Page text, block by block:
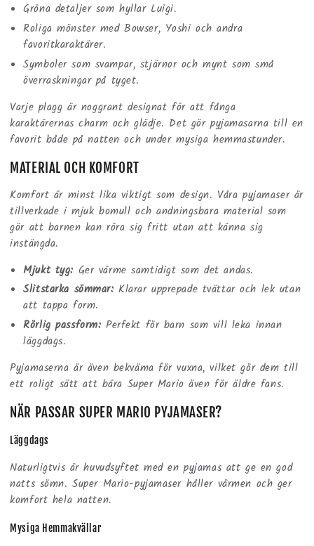
Gröna detaljer som hyllar Luigi.
Roliga mönster med Bowser, Yoshi och andra
favoritkaraktärer.
Symboler som svampar, stjärnor och mynt som små
överraskningar på tyget.
Varje plagg är noggrant designat för att fånga
karaktärernas charm och glädje. Det gör pyjamasarna till en
favorit både på natten och under mysiga hemmastunder.
MATERIAL OCH KOMFORT
Komfort är minst lika viktigt som design. Våra pyjamaser är
tillverkade i mjuk bomull och andningsbara material som
gör att barnen kan röra sig fritt utan att känna sig
instängda.
Mjukt tyg: Ger värme samtidigt som det andas.
Slitstarka sömmar: Klarar upprepade tvättar och lek utan
att tappa form.
Rörlig passform: Perfekt för barn som vill leka innan
läggdags.
Pyjamaserna är även bekväma för vuxna, vilket gör dem till
ett roligt sätt att bära Super Mario även för äldre fans.
NÄR PASSAR SUPER MARIO PYJAMASER?
Läggdags
Naturligtvis är huvudsyftet med en pyjamas att ge en god
natts sömn. Super Mario-pyjamaser håller värmen och ger
komfort hela natten.
Mysiga Hemmakvällar